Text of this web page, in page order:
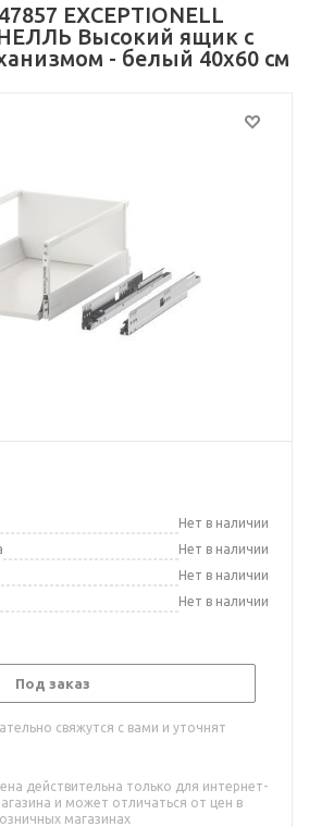
EXCEPTIONELL
Высокий ящик с
- белый 40x60 см
Нет в наличии
Нет в наличии
Нет в наличии
Нет в наличии
Под заказ
свяжутся с вами и уточнят
действительна только для интернет-
и может отличаться от цен в
магазинах